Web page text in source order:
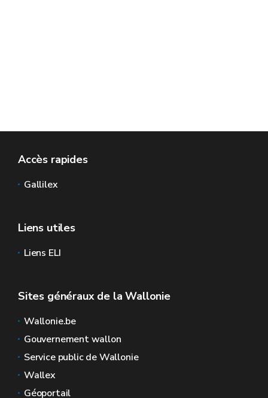
Accès rapides
Gallilex
Liens utiles
Liens ELI
Sites généraux de la Wallonie
Wallonie.be
Gouvernement wallon
Service public de Wallonie
Wallex
Géoportail